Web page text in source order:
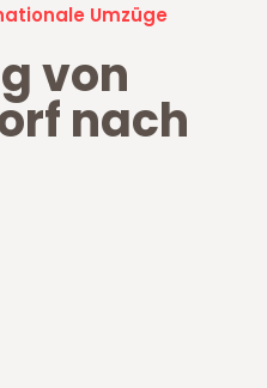
Umzüge
von
nach